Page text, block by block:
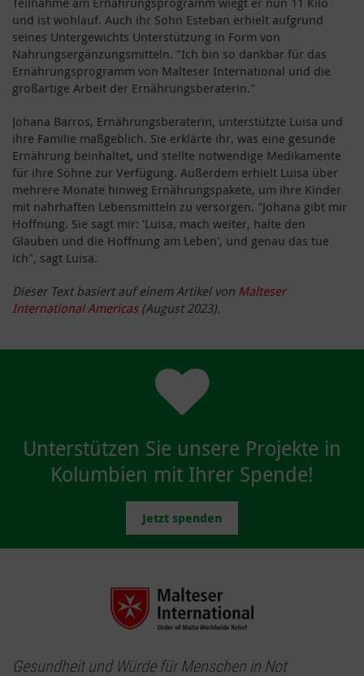
und ist wohlauf. Auch ihr Sohn Esteban erhielt aufgrund
seines Untergewichts Unterstützung in Form von
Nahrungsergänzungsmitteln. "Ich bin so dankbar für das
Ernährungsprogramm von Malteser International und die
großartige Arbeit der Ernährungsberaterin."
Johana Barros, Ernährungsberaterin, unterstützte Luisa und
ihre Familie maßgeblich. Sie erklärte ihr, was eine gesunde
Ernährung beinhaltet, und stellte notwendige Medikamente
für ihre Söhne zur Verfügung. Außerdem erhielt Luisa über
mehrere Monate hinweg Ernährungspakete, um ihre Kinder
mit nahrhaften Lebensmitteln zu versorgen. "Johana gibt mir
Hoffnung. Sie sagt mir: 'Luisa, mach weiter, halte den
Glauben und die Hoffnung am Leben', und genau das tue
ich", sagt Luisa.
Dieser Text basiert auf einem Artikel von Malteser
International Americas(August 2023).
Unterstützen Sie unsere Projekte in
Kolumbien mit Ihrer Spende!
Jetzt spenden
Gesundheit und Würde für Menschen in Not